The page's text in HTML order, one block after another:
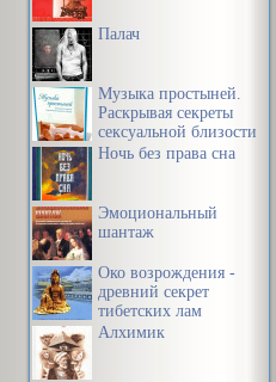
Палач
Музыка простыней.
Раскрывая секреты
сексуальной близости
в браке
Ночь без права сна
Эмоциональный
шантаж
Око возрождения -
древний секрет
тибетских лам
Алхимик